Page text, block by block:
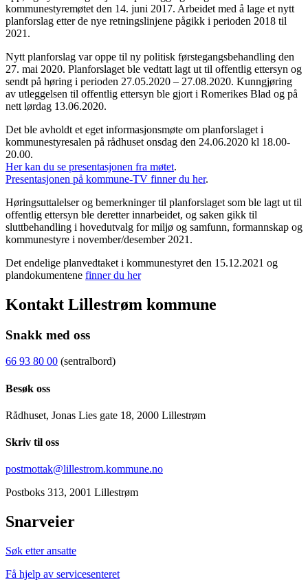
kommunestyremøtet den 14. juni 2017. Arbeidet med å lage et nytt
planforslag etter de nye retningslinjene pågikk i perioden 2018 til
2021.
Nytt planforslag var oppe til ny politisk førstegangsbehandling den
27. mai 2020. Planforslaget ble vedtatt lagt ut til offentlig ettersyn og
sendt på høring i perioden 27.05.2020 – 27.08.2020. Kunngjøring
av utleggelsen til offentlig ettersyn ble gjort i Romerikes Blad og på
nett lørdag 13.06.2020.
Det ble avholdt et eget informasjonsmøte om planforslaget i
kommunestyresalen på rådhuset onsdag den 24.06.2020 kl 18.00-
20.00.
Her kan du se presentasjonen fra møtet.
Presentasjonen på kommune-TV finner du her.
Høringsuttalelser og bemerkninger til planforslaget som ble lagt ut til
offentlig ettersyn ble deretter innarbeidet, og saken gikk til
sluttbehandling i hovedutvalg for miljø og samfunn, formannskap og
kommunestyre i november/desember 2021.
Det endelige planvedtaket i kommunestyret den 15.12.2021 og
plandokumentene finner du her
Kontakt Lillestrøm kommune
Snakk med oss
66 93 80 00 (sentralbord)
Besøk oss
Rådhuset, Jonas Lies gate 18, 2000 Lillestrøm
Skriv til oss
postmottak@lillestrom.kommune.no
Postboks 313, 2001 Lillestrøm
Snarveier
Søk etter ansatte
Få hjelp av servicesenteret